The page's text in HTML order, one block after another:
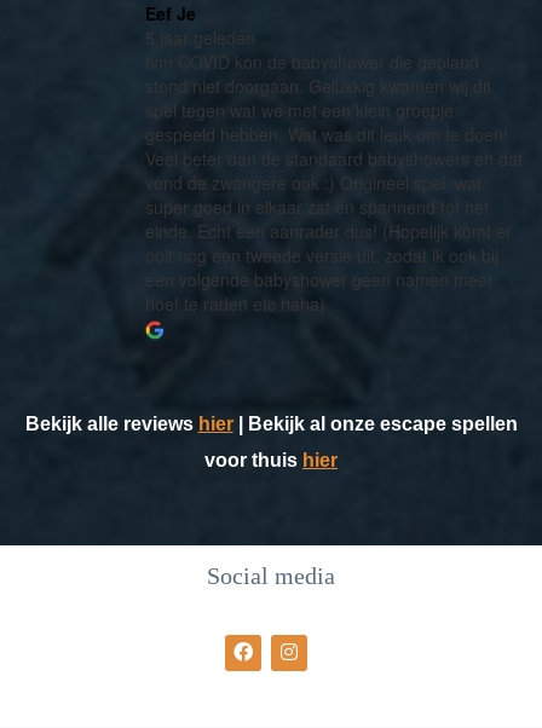
Eef Je
5 jaar geleden
Ivm COVID kon de babyshower die gepland
stond niet doorgaan. Gelukkig kwamen wij dit
spel tegen wat we met een klein groepje
gespeeld hebben. Wat was dit leuk om te doen!
Veel beter dan de standaard babyshowers en dat
vond de zwangere ook :) Origineel spel, wat
super goed in elkaar zat en spannend tot het
einde. Echt een aanrader dus! (Hopelijk komt er
ooit nog een tweede versie uit, zodat ik ook bij
een volgende babyshower geen namen meer
hoef te raden etc haha)
Bekijk alle reviews hier| Bekijk al onze escape spellen
voor thuis hier
Social media